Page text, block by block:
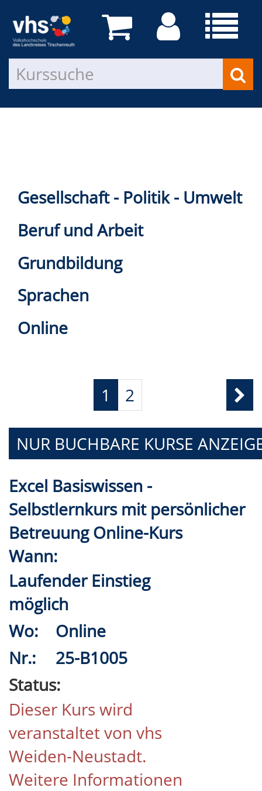
Gesellschaft - Politik - Umwelt
Beruf und Arbeit
Grundbildung
Sprachen
Online
1 2
NUR BUCHBARE KURSE
Excel Basiswissen -
Selbstlernkurs mit persönlicher
Betreuung Online-Kurs
Wann:
Laufender Einstieg
möglich
Wo:
Online
Nr.:
25-B1005
Status:
Dieser Kurs wird
veranstaltet von vhs
Weiden-Neustadt.
Weitere Informationen